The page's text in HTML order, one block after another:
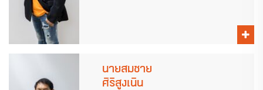
นายสมชาย
ศิริสูงเนิน